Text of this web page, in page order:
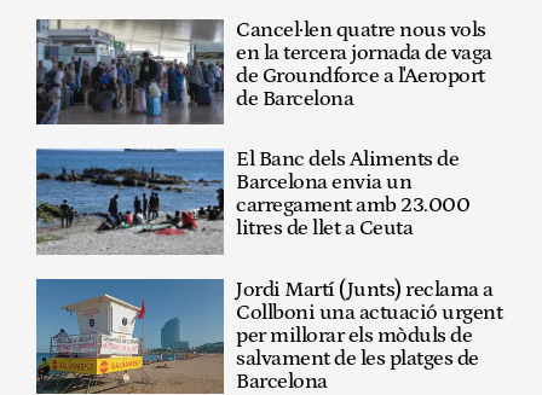
Cancel·len quatre nous vols
en la tercera jornada de vaga
de Groundforce a l'Aeroport
de Barcelona
El Banc dels Aliments de
Barcelona envia un
carregament amb 23.000
litres de llet a Ceuta
Jordi Martí (Junts) reclama a
Collboni una actuació urgent
per millorar els mòduls de
salvament de les platges de
Barcelona